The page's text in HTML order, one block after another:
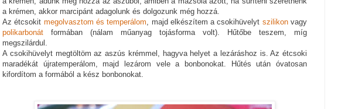
a krémen, akkor marcipánt adagolunk és dolgozunk még hozzá.
Az étcsokit megolvasztom és temperálom, majd elkészítem a csokihüvelyt szilikonvagy
polikarbonát formában (nálam műanyag tojásforma volt). Hűtőbe teszem, míg
megszilárdul.
A csokihüvelyt megtöltöm az aszús krémmel, hagyva helyet a lezáráshoz is. Az étcsoki
maradékát újratemperálom, majd lezárom vele a bonbonokat. Hűtés után óvatosan
kifordítom a formából a kész bonbonokat.